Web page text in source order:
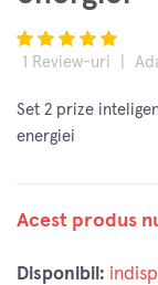
1 Review-uri
Set 2 prize
energiei
Acest produs
Disponibil: